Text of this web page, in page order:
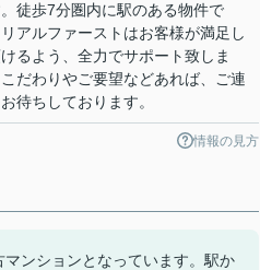
。徒歩7分圏内に駅のある物件で
アルファーストはお客様が満足し
るよう、全力でサポート致しま
だわりやご要望などあれば、ご連
待ちしております。
情報の見方
ンションとなっています。駅か